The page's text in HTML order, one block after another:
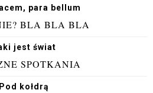
para bellum
BLA BLA BLA
jest świat
SPOTKANIA
Pod kołdrą